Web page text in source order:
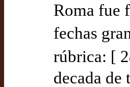
Roma fue
fechas
rúbrica: [
decada de